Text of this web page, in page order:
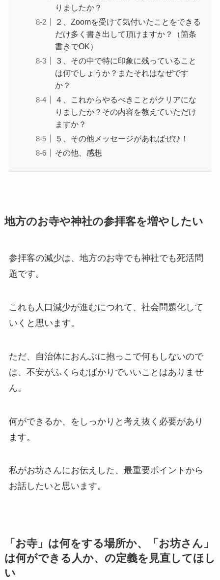
りましたか？
２、Zoomを受けて気付いたことをできる
だけ多く書き出して頂けますか？（箇条
書きでOK）
３、その中で特に印象に残っていること
は何でしょうか？またそれはなぜです
か？
４、これからやるべきことがクリアにな
りましたか？その内容を教えていただけ
ますか？
５、その他メッセージがあればぜひ！
その他、感想
地方のお寺や神社の参拝客を増やしたい
参拝客の減少は、地方のお寺でも神社でも死活問
題です。
これも人口減少が進むにつれて、社会問題化して
いくと思います。
ただ、自治体におんぶに抱っこで何もしないので
は、不安がふくらむばかりでいいことはありませ
ん。
何ができるか、をしっかりと考え抜く必要があり
ます。
私がお坊さんにお伝えした、最重要ポイントから
お話したいと思います。
「お寺」は何をする場所か、「お坊さん」
は何ができる人か、の定義を見直してほし
い